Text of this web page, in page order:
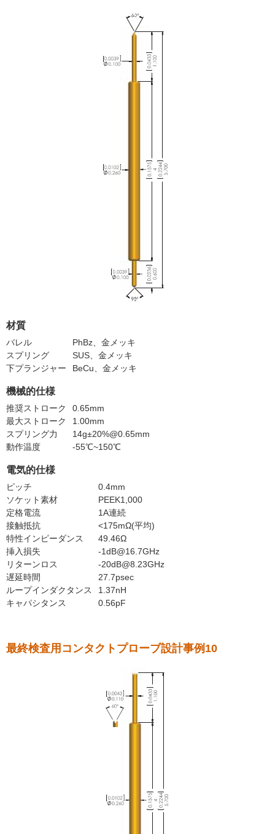
材質
バレル
PhBz、金メッキ
スプリング
SUS、金メッキ
下プランジャー
BeCu、金メッキ
機械的仕様
推奨ストローク
0.65mm
最大ストローク
1.00mm
スプリング力
14g±20%@0.65mm
動作温度
-55℃~150℃
電気的仕様
ピッチ
0.4mm
ソケット素材
PEEK1,000
定格電流
1A連続
接触抵抗
<175mΩ(平均)
特性インピーダンス
49.46Ω
挿入損失
-1dB@16.7GHz
リターンロス
-20dB@8.23GHz
遅延時間
27.7psec
ループインダクタンス
1.37nH
キャパシタンス
0.56pF
最終検査用コンタクトプローブ設計事例10